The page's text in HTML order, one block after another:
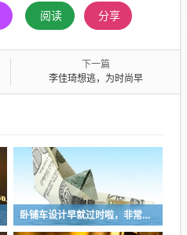
阅读 分享
下一篇
李佳琦想逃，为时尚早
卧铺车设计早就过时啦，非常不具备人性化